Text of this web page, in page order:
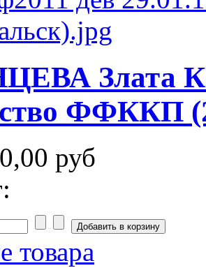
Злата
ФФККП
руб
товара